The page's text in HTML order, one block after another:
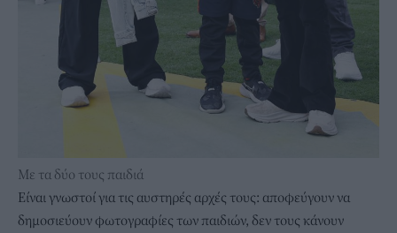
Με τα δύο τους παιδιά
Είναι γνωστοί για τις αυστηρές αρχές τους: αποφεύγουν να
δημοσιεύουν φωτογραφίες των παιδιών, δεν τους κάνουν